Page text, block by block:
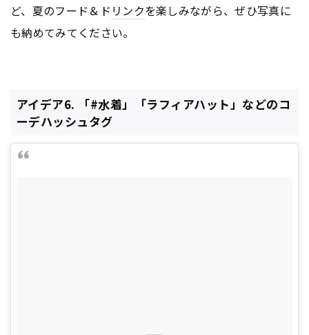
ど、夏のフード＆ド リンクを楽しみながら、ぜひ写真に
も納めてみてください。
アイデア6. 「#水着」「ラフィアハット」などのコ
ーデハッシュタグ